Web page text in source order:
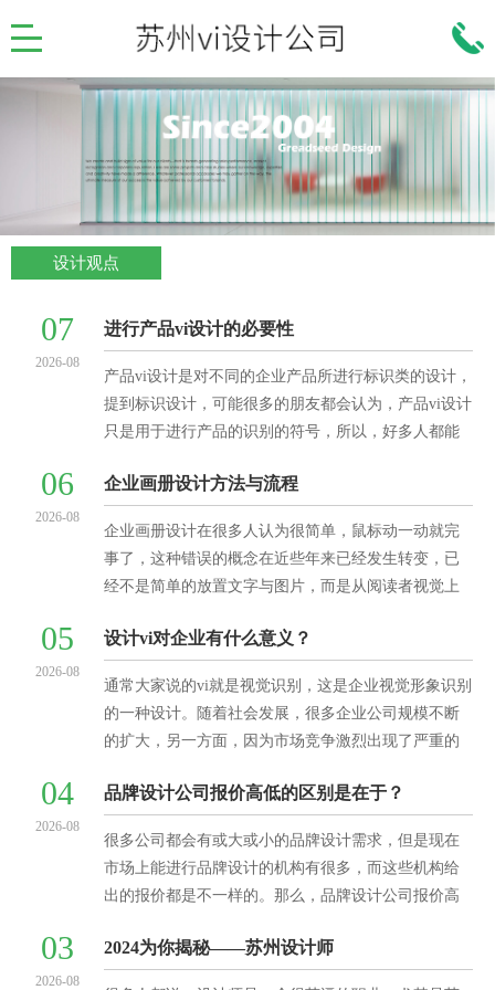
设计观点
07
2026-08
进行产品vi设计的必要性
产品vi设计是对不同的企业产品所进行标识类的设计，
提到标识设计，可能很多的朋友都会认为，产品vi设计
只是用于进行产品的识别的符号，所以，好多人都能
06
2026-08
企业画册设计方法与流程
企业画册设计在很多人认为很简单，鼠标动一动就完
事了，这种错误的概念在近些年来已经发生转变，已
经不是简单的放置文字与图片，而是从阅读者视觉上
候，要求显得更高
05
2026-08
设计vi对企业有什么意义？
通常大家说的vi就是视觉识别，这是企业视觉形象识别
的一种设计。随着社会发展，很多企业公司规模不断
的扩大，另一方面，因为市场竞争激烈出现了严重的
做一个企业v
04
2026-08
品牌设计公司报价高低的区别是在于？
很多公司都会有或大或小的品牌设计需求，但是现在
市场上能进行品牌设计的机构有很多，而这些机构给
出的报价都是不一样的。那么，品牌设计公司报价高
报价高低首先
03
2026-08
2024为你揭秘——苏州设计师